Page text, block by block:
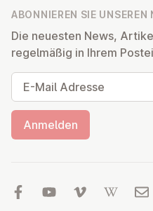
ABONNIEREN SIE UNSEREN
Die neuesten News,
regelmäßig in Ihrem
E-Mail Adresse
Anmelden